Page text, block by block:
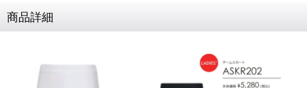
商品詳細